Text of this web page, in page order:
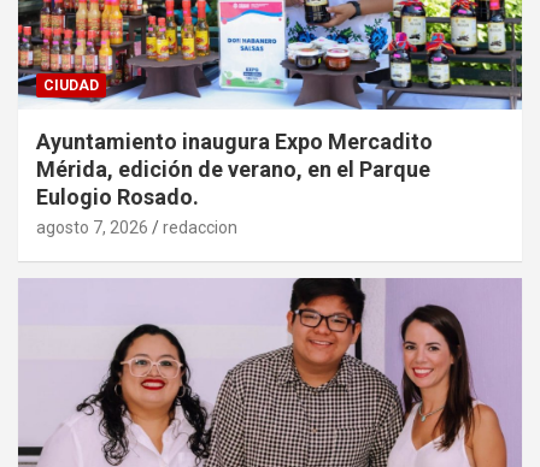
CIUDAD
Ayuntamiento inaugura Expo Mercadito
Mérida, edición de verano, en el Parque
Eulogio Rosado.
agosto 7, 2026 redaccion